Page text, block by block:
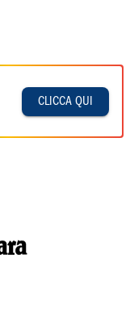
CLICCA QUI